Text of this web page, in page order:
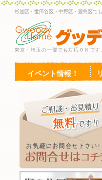
杉並区・世田谷区・中野区・豊島区で
東京・埼玉の一部でも対応ＯＫです
イベント情報！